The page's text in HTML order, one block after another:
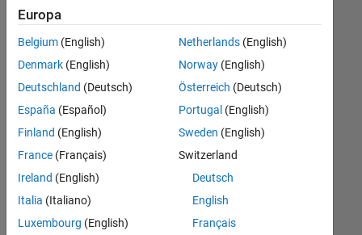
Ihren
Suchkriterien
entsprechen.
können
die
Suchkriterien
weiter
fassen
oder
alle
Stellenangebote
anzeigen .
Europa
Belgium (English)
Denmark (English)
Deutschland (Deutsch)
España (Español)
Finland (English)
France (Français)
Ireland (English)
Italia (Italiano)
Luxembourg (English)
Netherlands(English)
Norway(English)
Österreich (Deutsch)
Portugal (English)
Sweden (English)
Switzerland
Deutsch
English
Français